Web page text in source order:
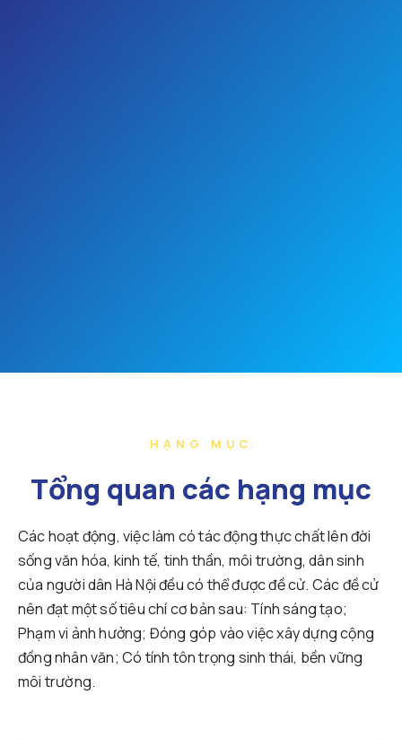
HẠNG MỤC
Tổng quan các hạng mục
Các hoạt động, việc làm có tác động thực chất lên đời
sống văn hóa, kinh tế, tinh thần, môi trường, dân sinh
của người dân Hà Nội đều có thể được đề cử. Các đề cử
nên đạt một số tiêu chí cơ bản sau: Tính sáng tạo;
Phạm vi ảnh hưởng; Đóng góp vào việc xây dựng cộng
đồng nhân văn; Có tính tôn trọng sinh thái, bền vững
môi trường.